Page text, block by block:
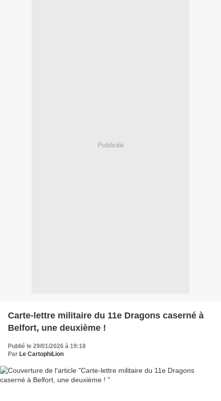
Publicité
Carte-lettre militaire du 11e Dragons caserné à
Belfort, une deuxième !
Publié le 29/01/2026 à 19:18
Par Le CartophiLion